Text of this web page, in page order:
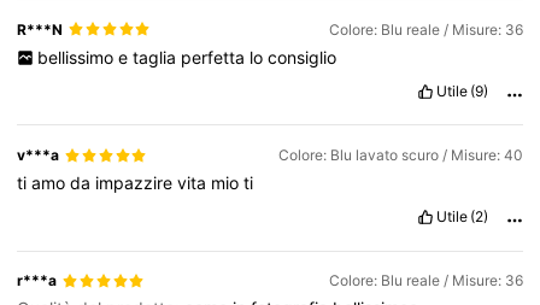
R***N Colore: Blu reale / Misure: 36
bellissimo e taglia perfetta lo consiglio
Utile (9)
v***a Colore: Blu lavato scuro / Misure: 40
tiamoda impazzirevita mioti
Utile (2)
r***a Colore: Blu reale / Misure: 36